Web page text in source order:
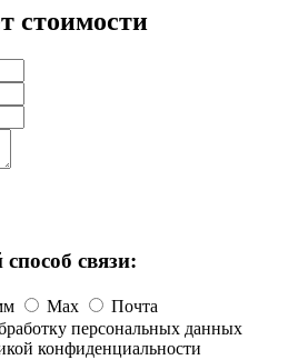
стоимости
связи:
Max
Почта
персональных данных
конфиденциальности